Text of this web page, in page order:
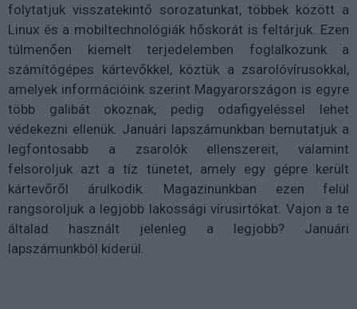
folytatjuk visszatekintő sorozatunkat, többek között a
Linux és a mobiltechnológiák hőskorát is feltárjuk. Ezen
túlmenően kiemelt terjedelemben foglalkozunk a
számítógépes kártevőkkel, köztük a zsarolóvírusokkal,
amelyek információink szerint Magyarországon is egyre
több galibát okoznak, pedig odafigyeléssel lehet
védekezni ellenük. Januári lapszámunkban bemutatjuk a
legfontosabb a zsarolók ellenszereit, valamint
felsoroljuk azt a tíz tünetet, amely egy gépre került
kártevőről árulkodik. Magazinunkban ezen felül
rangsoroljuk a legjobb lakossági vírusirtókat. Vajon a te
általad használt jelenleg a legjobb? Januári
lapszámunkból kiderül.